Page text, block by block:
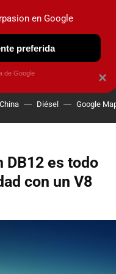
OBSERVATORIO
China Diésel Google
DB12 es todo
con un V8
×
en Google
preferida
de Google